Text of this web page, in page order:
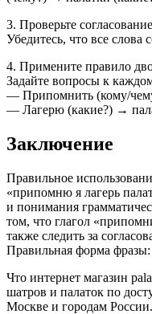
3. Проверьте согласование
Убедитесь, что все слова
4. Примените правило
Задайте вопросы к
— Припомнить (кому/
— Лагерю (какие?) →
Заключение
Правильное
«припомню я лагерь
и понимания
том, что глагол
также следить за
Правильная форма
Что интернет магазин
шатров и палаток по
Москве и городам России.